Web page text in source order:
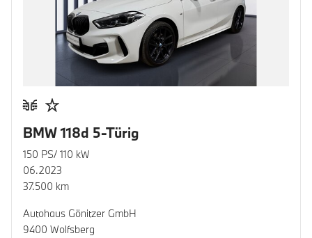
BMW 118d 5-Türig
150 PS/ 110 kW
06.2023
37.500 km
Autohaus Gönitzer GmbH
9400 Wolfsberg